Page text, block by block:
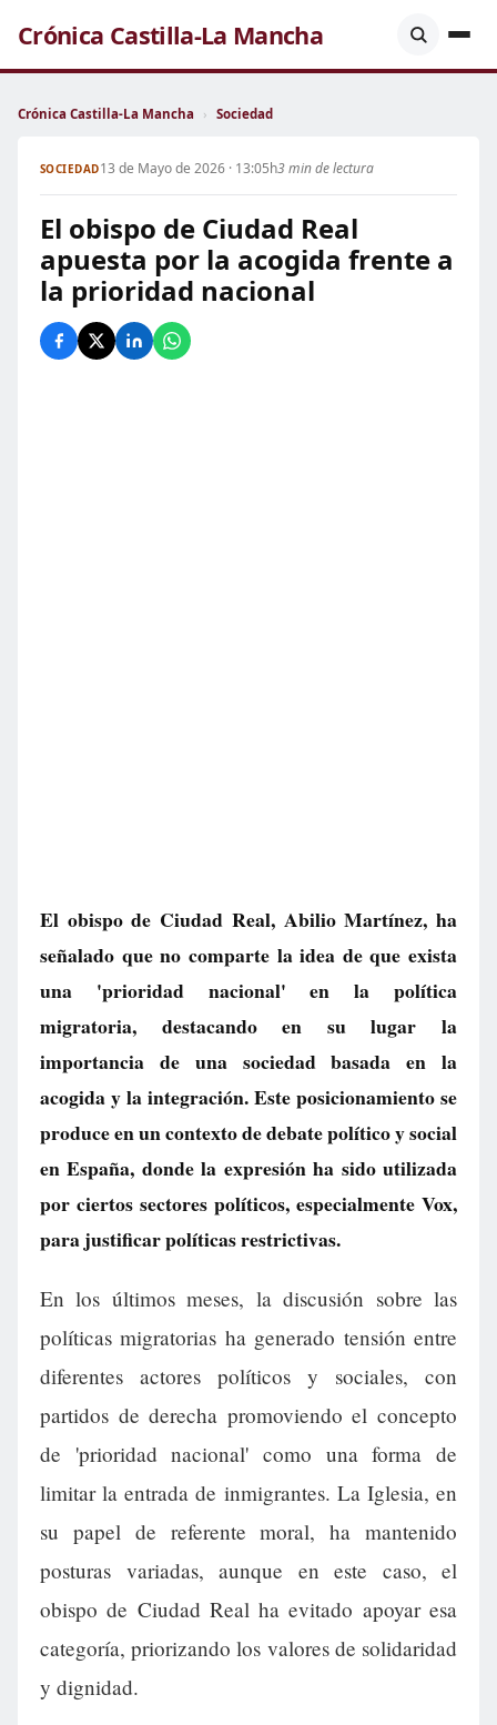
Crónica Castilla-La Mancha
Crónica Castilla-La Mancha › Sociedad
SOCIEDAD13 de Mayo de 2026 · 13:05h3 min de lectura
El obispo de Ciudad Real
apuesta por la acogida frente a
la prioridad nacional
El obispo de Ciudad Real, Abilio Martínez, ha
señalado que no comparte la idea de que exista
una 'prioridad nacional' en la política
migratoria, destacando en su lugar la
importancia de una sociedad basada en la
acogida y la integración. Este posicionamiento se
produce en un contexto de debate político y social
en España, donde la expresión ha sido utilizada
por ciertos sectores políticos, especialmente Vox,
para justificar políticas restrictivas.
En los últimos meses, la discusión sobre las
políticas migratorias ha generado tensión entre
diferentes actores políticos y sociales, con
partidos de derecha promoviendo el concepto
de 'prioridad nacional' como una forma de
limitar la entrada de inmigrantes. La Iglesia, en
su papel de referente moral, ha mantenido
posturas variadas, aunque en este caso, el
obispo de Ciudad Real ha evitado apoyar esa
categoría, priorizando los valores de solidaridad
y dignidad.